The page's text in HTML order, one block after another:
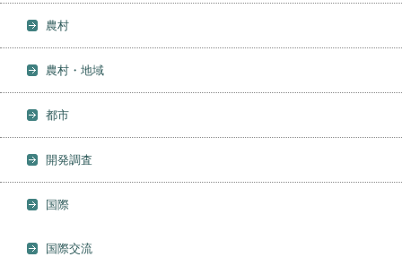
農村
農村・地域
都市
開発調査
国際
国際交流